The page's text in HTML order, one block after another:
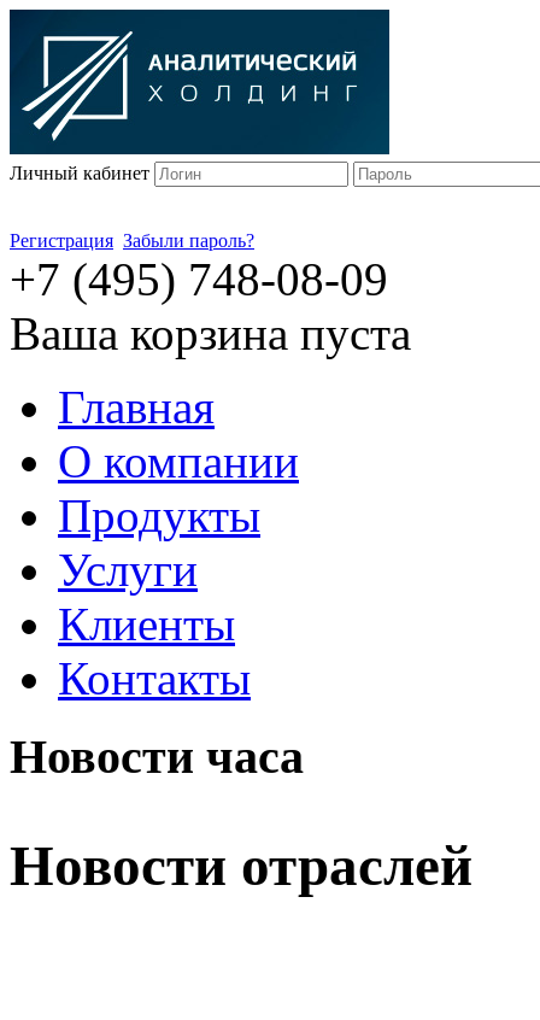
Личный кабинет
Регистрация Забыли пароль?
+7 (495) 748-08-09
Ваша корзина пуста
Главная
О компании
Продукты
Услуги
Клиенты
Контакты
Новости часа
Новости отраслей